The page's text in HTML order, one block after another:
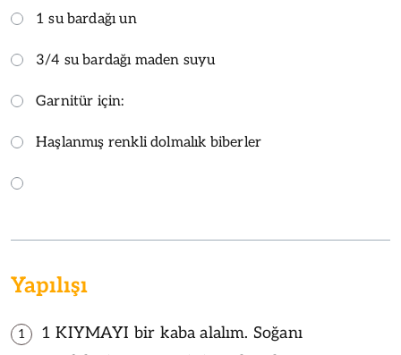
1 su bardağı un
3/4 su bardağı maden suyu
Garnitür için:
Haşlanmış renkli dolmalık biberler
Yapılışı
1
1 KIYMAYI bir kaba alalım. Soğanı